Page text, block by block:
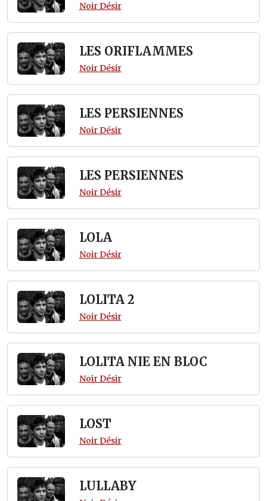
Noir Désir
LES ORIFLAMMES
Noir Désir
LES PERSIENNES
Noir Désir
LES PERSIENNES
Noir Désir
LOLA
Noir Désir
LOLITA 2
Noir Désir
LOLITA NIE EN BLOC
Noir Désir
LOST
Noir Désir
LULLABY